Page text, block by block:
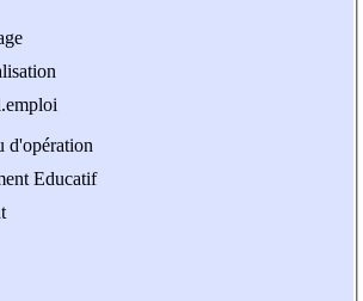
d'opération
Educatif